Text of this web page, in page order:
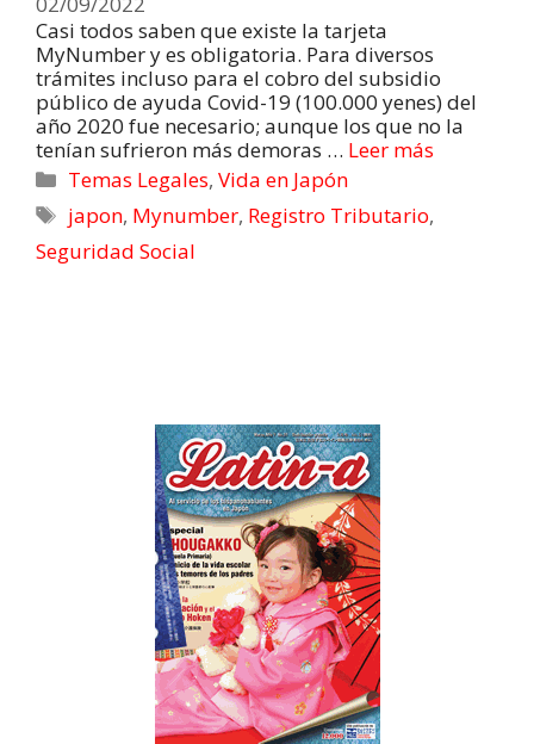
Casi todos saben que existe la tarjeta
MyNumber y es obligatoria. Para diversos
trámites incluso para el cobro del subsidio
público de ayuda Covid-19 (100.000 yenes) del
año 2020 fue necesario; aunque los que no la
tenían sufrieron más demoras … Leer más
Temas Legales,Vida en Japón
japon, Mynumber, Registro Tributario,
Seguridad Social